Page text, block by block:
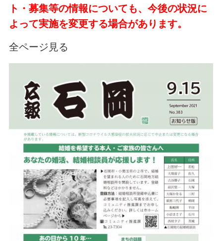
ト・募集等の情報についても、今後の状況に
よって実施を変更する場合があります。
全ページ見る